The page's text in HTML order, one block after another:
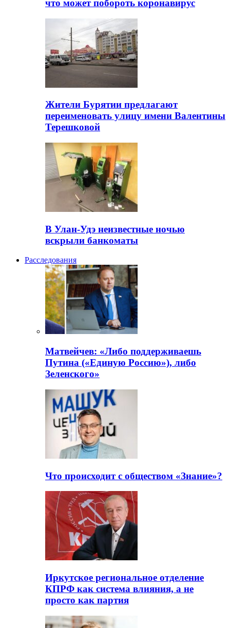
что может побороть коронавирус
Жители Бурятии предлагают
переименовать улицу имени Валентины
Терешковой
В Улан-Удэ неизвестные ночью
вскрыли банкоматы
Расследования
Матвейчев: «Либо поддерживаешь
Путина («Единую Россию»), либо
Зеленского»
Что происходит с обществом «Знание»?
Иркутское региональное отделение
КПРФ как система влияния, а не
просто как партия